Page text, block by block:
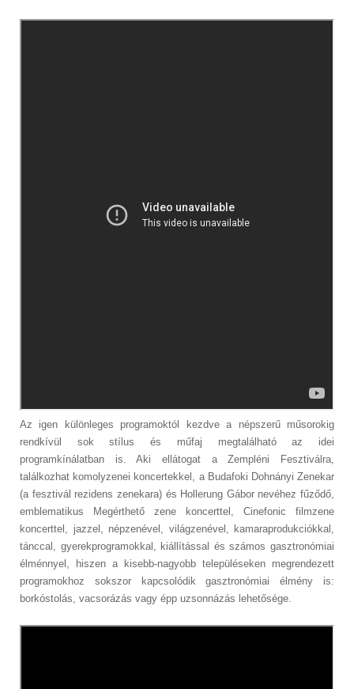
Az igen különleges programoktól kezdve a népszerű műsorokig
rendkívül sok stílus és műfaj megtalálható az idei
programkínálatban is. Aki ellátogat a Zempléni Fesztiválra,
találkozhat komolyzenei koncertekkel, a Budafoki Dohnányi Zenekar
(a fesztivál rezidens zenekara) és Hollerung Gábor nevéhez fűződő,
emblematikus Megérthető zene koncerttel, Cinefonic filmzene
koncerttel, jazzel, népzenével, világzenével, kamaraprodukciókkal,
tánccal, gyerekprogramokkal, kiállítással és számos gasztronómiai
élménnyel, hiszen a kisebb-nagyobb településeken megrendezett
programokhoz sokszor kapcsolódik gasztronómiai élmény is:
borkóstolás, vacsorázás vagy épp uzsonnázás lehetősége.